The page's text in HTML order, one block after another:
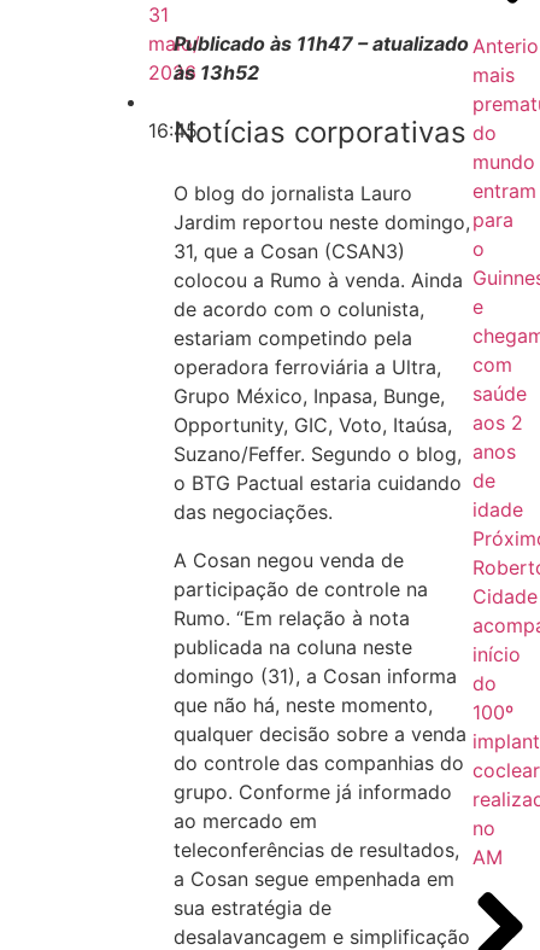
31
maio/
2026
16:45
Publicado às 11h47 – atualizado
às 13h52
Notícias corporativas
O blog do jornalista Lauro
Jardim reportou neste domingo,
31, que a Cosan (CSAN3)
colocou a Rumo à venda. Ainda
de acordo com o colunista,
estariam competindo pela
operadora ferroviária a Ultra,
Grupo México, Inpasa, Bunge,
Opportunity, GIC, Voto, Itaúsa,
Suzano/Feffer. Segundo o blog,
o BTG Pactual estaria cuidando
das negociações.
A Cosan negou venda de
participação de controle na
Rumo. “Em relação à nota
publicada na coluna neste
domingo (31), a Cosan informa
que não há, neste momento,
qualquer decisão sobre a venda
do controle das companhias do
grupo. Conforme já informado
ao mercado em
teleconferências de resultados,
a Cosan segue empenhada em
sua estratégia de
desalavancagem e simplificação
mais
do
mundo
entram
para
o
e
com
saúde
aos 2
anos
de
idade
Cidade
início
do
100º
coclear
no
AM